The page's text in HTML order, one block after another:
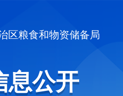
区粮食和物资储备局
息公开